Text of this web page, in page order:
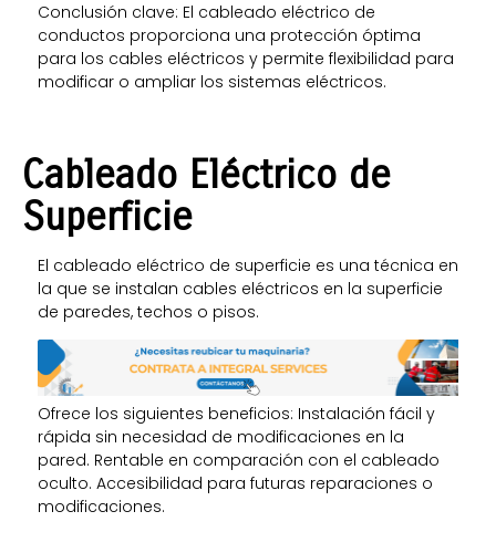
Conclusión clave: El cableado eléctrico de
conductos proporciona una protección óptima
para los cables eléctricos y permite flexibilidad para
modificar o ampliar los sistemas eléctricos.
Cableado Eléctrico de
Superficie
El cableado eléctrico de superficie es una técnica en
la que se instalan cables eléctricos en la superficie
de paredes, techos o pisos.
Ofrece los siguientes beneficios: Instalación fácil y
rápida sin necesidad de modificaciones en la
pared. Rentable en comparación con el cableado
oculto. Accesibilidad para futuras reparaciones o
modificaciones.